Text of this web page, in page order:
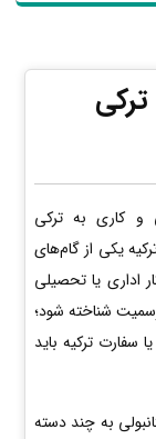
و کاری به ترکی
یکی از گام‌های
اداری یا تحصیلی
شناخته شود؛
سفارت ترکیه باید
به چند دسته